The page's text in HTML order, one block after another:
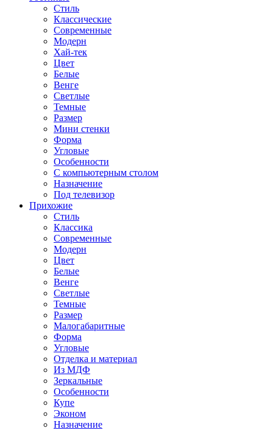
Стиль
Классические
Современные
Модерн
Хай-тек
Цвет
Белые
Венге
Светлые
Темные
Размер
Мини стенки
Форма
Угловые
Особенности
С компьютерным столом
Назначение
Под телевизор
Прихожие
Стиль
Классика
Современные
Модерн
Цвет
Белые
Венге
Светлые
Темные
Размер
Малогабаритные
Форма
Угловые
Отделка и материал
Из МДФ
Зеркальные
Особенности
Купе
Эконом
Назначение